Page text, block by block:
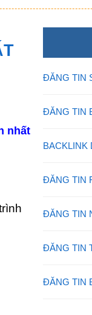
nhất
ĐĂNG TIN
ĐĂNG TIN
BACKLINK
ĐĂNG TIN
ĐĂNG TIN
ĐĂNG TIN
ĐĂNG TIN